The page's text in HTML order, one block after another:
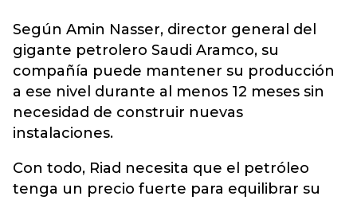
Según Amin Nasser, director general del
gigante petrolero Saudi Aramco, su
compañía puede mantener su producción
a ese nivel durante al menos 12 meses sin
necesidad de construir nuevas
instalaciones.
Con todo, Riad necesita que el petróleo
tenga un precio fuerte para equilibrar su